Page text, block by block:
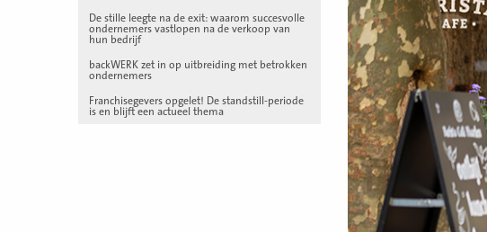
De stille leegte na de exit: waarom succesvolle
ondernemers vastlopen na de verkoop van
hun bedrijf
backWERK zet in op uitbreiding met betrokken
ondernemers
Franchisegevers opgelet! De standstill-periode
is en blijft een actueel thema